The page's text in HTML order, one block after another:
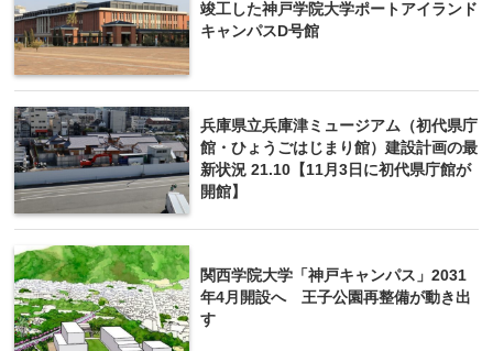
竣工した神戸学院大学ポートアイランド
キャンパスD号館
兵庫県立兵庫津ミュージアム（初代県庁
館・ひょうごはじまり館）建設計画の最
新状況 21.10【11月3日に初代県庁館が
開館】
関西学院大学「神戸キャンパス」2031
年4月開設へ 王子公園再整備が動き出
す